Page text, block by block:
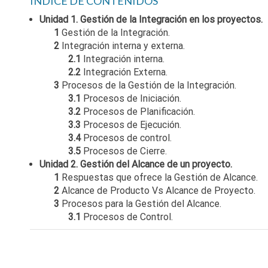
Unidad 1. Gestión de la Integración en los proyectos.
1 Gestión de la Integración.
2Integración interna y externa.
2.1 Integración interna.
2.2Integración Externa.
3 Procesos de la Gestión de la Integración.
3.1 Procesos de Iniciación.
3.2Procesos de Planificación.
3.3 Procesos de Ejecución.
3.4Procesos de control.
3.5Procesos de Cierre.
Unidad 2. Gestión del Alcance de un proyecto.
1 Respuestas que ofrece la Gestión de Alcance.
2Alcance de Producto Vs Alcance de Proyecto.
3 Procesos para la Gestión del Alcance.
3.1 Procesos de Control.